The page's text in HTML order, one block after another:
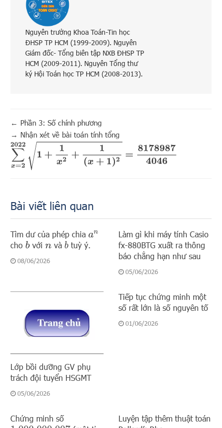
Nguyên trưởng Khoa Toán-Tin học
ĐHSP TP HCM (1999-2009). Nguyên
Giám đốc- Tổng biên tập NXB ĐHSP TP
HCM (2009-2011). Nguyên Tổng thư
ký Hội Toán học TP HCM (2008-2013).
← Phần 3: Số chính phương
→ Nhận xét về bài toán tính tổng
∑x=2 20221+1x2+1(x+1)2=8178987 4046
Bài viết liên quan
Tìm dư của phép chiaan
chob vớinvà b tuỳ ý.
08/06/2026
Làm gì khi máy tính Casio
fx-880BTG xuất ra thông
báo chẳng hạn như sau
05/06/2026
Lớp bồi dưỡng GV phụ
trách đội tuyển HSGMT
05/06/2026
Tiếp tục chứng minh một
số rất lớn là số nguyên tố
01/06/2026
Chứng minh số
Luyện tập thêm thuật toán